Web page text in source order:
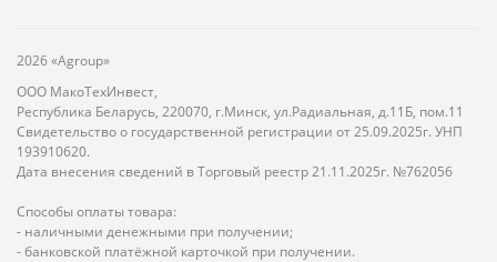
2026 «Agroup»
ООО МакоТехИнвест,
Республика Беларусь, 220070, г.Минск, ул.Радиальная, д.11Б, пом.11
Свидетельство о государственной регистрации от 25.09.2025г. УНП
193910620.
Дата внесения сведений в Торговый реестр 21.11.2025г. №762056
Способы оплаты товара:
- наличными денежными при получении;
- банковской платёжной карточкой при получении.